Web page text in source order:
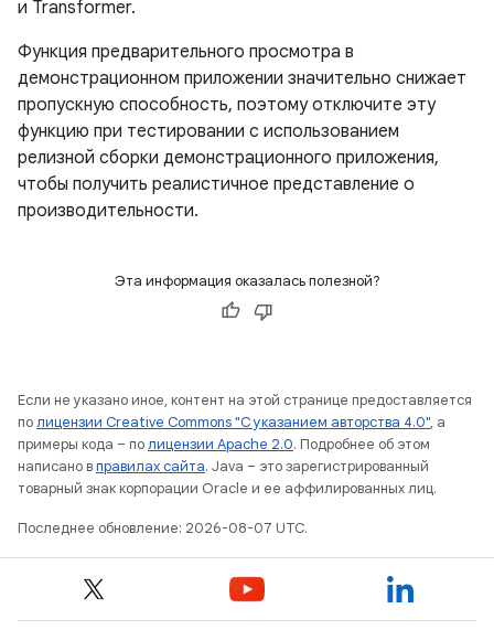
и Transformer.
Функция предварительного просмотра в
демонстрационном приложении значительно снижает
пропускную способность, поэтому отключите эту
функцию при тестировании с использованием
релизной сборки демонстрационного приложения,
чтобы получить реалистичное представление о
производительности.
Эта информация оказалась полезной?
Если не указано иное, контент на этой странице предоставляется
полицензии Creative Commons "С указанием авторства 4.0", а
примеры кода – полицензии Apache 2.0. Подробнее об этом
написано вправилах сайта. Java – это зарегистрированный
товарный знак корпорации Oracle и ее аффилированных лиц.
Последнее обновление: 2026-08-07 UTC.